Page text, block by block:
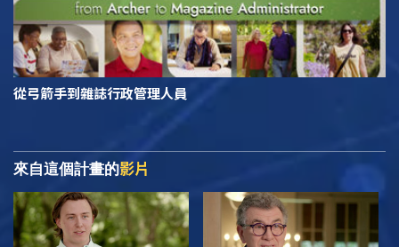
從弓箭手到雜誌行政管理人員
來自這個計畫的影片